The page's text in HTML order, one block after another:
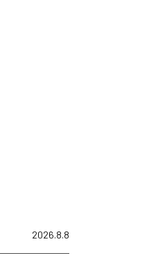
2026.8.8